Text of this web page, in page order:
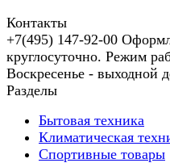
Контакты
+7(495) 147-92-00
круглосуточно. Режим
Воскресенье - выходной
Разделы
Бытовая техника
Климатическая
Спортивные товары